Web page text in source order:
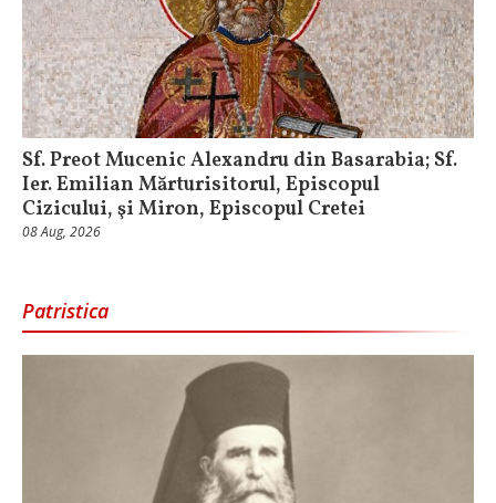
Sf. Preot Mucenic Alexandru din Basarabia; Sf.
Ier. Emilian Mărturisitorul, Episcopul
Cizicului, şi Miron, Episcopul Cretei
08 Aug, 2026
Patristica